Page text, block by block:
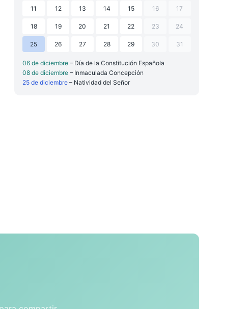
11 12 13 14 15 16 17
18 19 20 21 22 23 24
25 26 27 28 29 30 31
06 de diciembre– Día de la Constitución Española
08 de diciembre– Inmaculada Concepción
25 de diciembre– Natividad del Señor